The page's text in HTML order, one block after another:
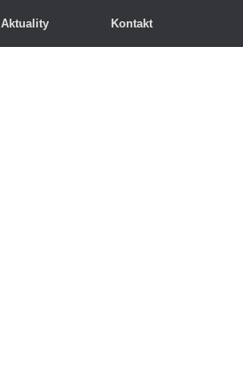
Aktuality Kontakt